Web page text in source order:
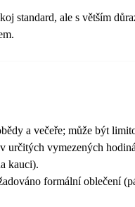
standard, ale s větším
a večeře; může být
určitých vymezených
kauci).
formální oblečení